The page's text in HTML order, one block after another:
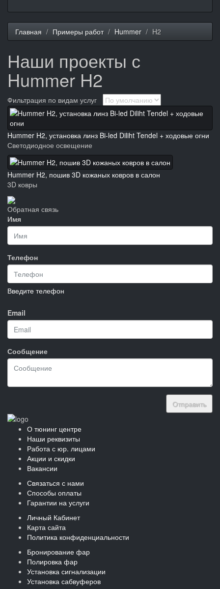
Главная Примеры работ Hummer H2
Наши проекты с
Hummer H2
Фильтрация по видам услуг
Hummer H2, установка линз Bi-led Diliht Tendel + ходовые огни
Светодиодное освещение
Hummer H2, пошив 3D кожаных ковров в салон
3D ковры
Обратная связь
Имя
Телефон
Введите телефон
Email
Сообщение
Отправить
О тюнинг центре
Наши реквизиты
Работа с юр. лицами
Акции и скидки
Вакансии
Связаться с нами
Способы оплаты
Гарантии на услуги
Личный Кабинет
Карта сайта
Политика конфиденциальности
Бронирование фар
Полировка фар
Установка сигнализации
Установка сабвуферов